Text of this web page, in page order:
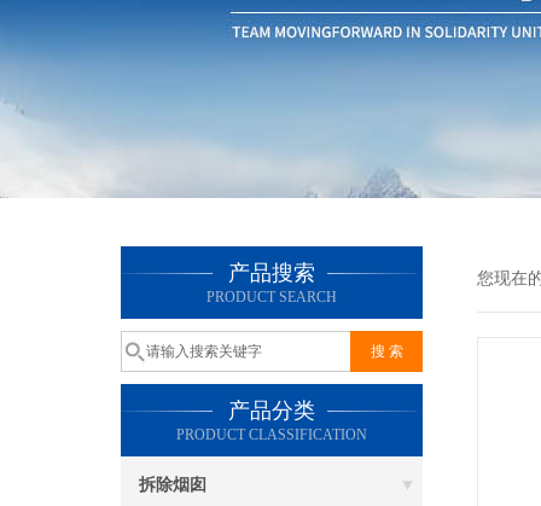
产品搜索
PRODUCT SEARCH
产品分类
PRODUCT CLASSIFICATION
拆除烟囱
您现在